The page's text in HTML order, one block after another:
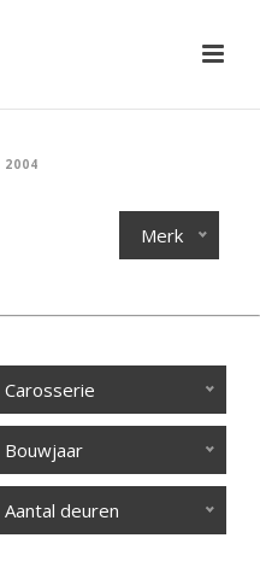
2004
Merk
Carosserie
Bouwjaar
Aantal deuren